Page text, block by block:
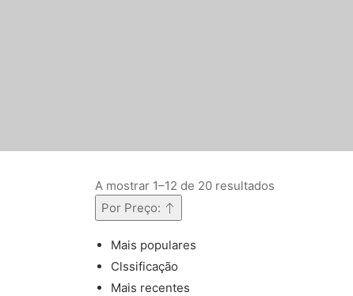
A mostrar 1–12 de 20 resultados
Por Preço:
Mais populares
Clssificação
Mais recentes